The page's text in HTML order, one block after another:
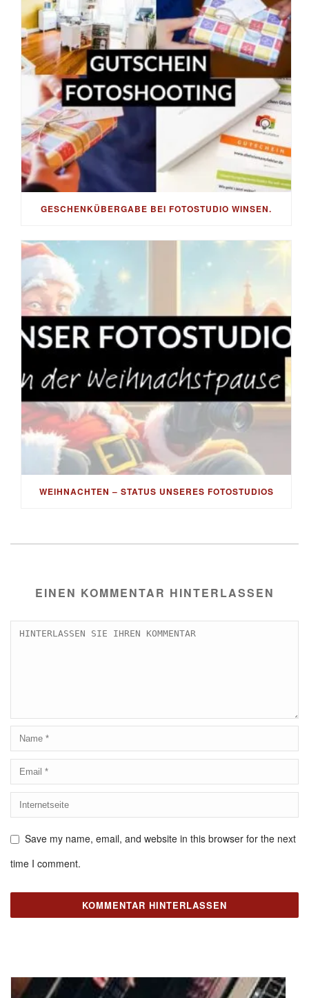
GESCHENKÜBERGABE BEI FOTOSTUDIO WINSEN.
WEIHNACHTEN – STATUS UNSERES FOTOSTUDIOS
EINEN KOMMENTAR HINTERLASSEN
Save my name, email, and website in this browser for the next
time I comment.